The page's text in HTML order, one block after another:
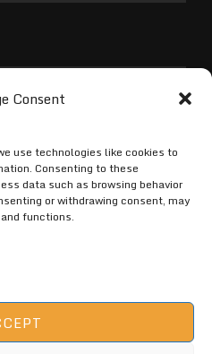
Consent
use technologies like cookies to
Consenting to these
data such as browsing behavior
or withdrawing consent, may
functions.